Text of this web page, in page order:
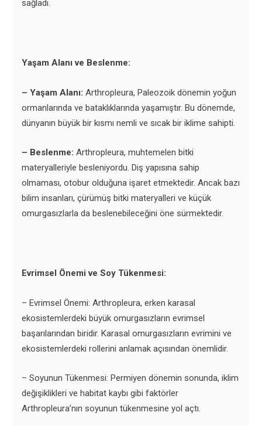
sağladı.
Yaşam Alanı ve Beslenme:
– Yaşam Alanı: Arthropleura, Paleozoik dönemin yoğun
ormanlarında ve bataklıklarında yaşamıştır. Bu dönemde,
dünyanın büyük bir kısmı nemli ve sıcak bir iklime sahipti.
– Beslenme: Arthropleura, muhtemelen bitki
materyalleriyle besleniyordu. Diş yapısına sahip
olmaması, otobur olduğuna işaret etmektedir. Ancak bazı
bilim insanları, çürümüş bitki materyalleri ve küçük
omurgasızlarla da beslenebileceğini öne sürmektedir.
Evrimsel Önemi ve Soy Tükenmesi:
– Evrimsel Önemi: Arthropleura, erken karasal
ekosistemlerdeki büyük omurgasızların evrimsel
başarılarından biridir. Karasal omurgasızların evrimini ve
ekosistemlerdeki rollerini anlamak açısından önemlidir.
– Soyunun Tükenmesi: Permiyen dönemin sonunda, iklim
değişiklikleri ve habitat kaybı gibi faktörler
Arthropleura’nın soyunun tükenmesine yol açtı.